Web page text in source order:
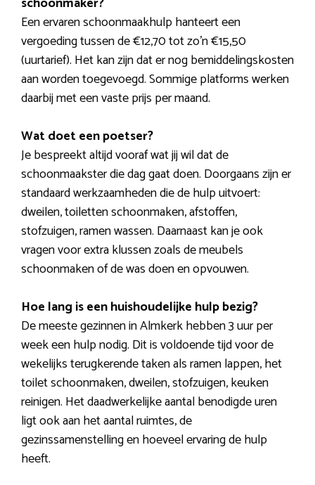
Een ervaren schoonmaakhulp hanteert een
vergoeding tussen de €12,70 tot zo’n €15,50
(uurtarief). Het kan zijn dat er nog bemiddelingskosten
aan worden toegevoegd. Sommige platforms werken
daarbij met een vaste prijs per maand.
Wat doet een poetser?
Je bespreekt altijd vooraf wat jij wil dat de
schoonmaakster die dag gaat doen. Doorgaans zijn er
standaard werkzaamheden die de hulp uitvoert:
dweilen, toiletten schoonmaken, afstoffen,
stofzuigen, ramen wassen. Daarnaast kan je ook
vragen voor extra klussen zoals de meubels
schoonmaken of de was doen en opvouwen.
Hoe lang is een huishoudelijke hulp bezig?
De meeste gezinnen in Almkerk hebben 3 uur per
week een hulp nodig. Dit is voldoende tijd voor de
wekelijks terugkerende taken als ramen lappen, het
toilet schoonmaken, dweilen, stofzuigen, keuken
reinigen. Het daadwerkelijke aantal benodigde uren
ligt ook aan het aantal ruimtes, de
gezinssamenstelling en hoeveel ervaring de hulp
heeft.